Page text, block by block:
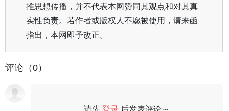
推思想传播，并不代表本网赞同其观点和对其真
实性负责。若作者或版权人不愿被使用，请来函
指出，本网即予改正。
评论（0）